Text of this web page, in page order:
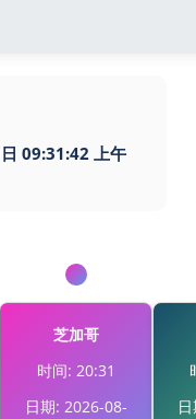
09:31:43 上午
芝加哥
时间: 20:31
日期: 2026-08-